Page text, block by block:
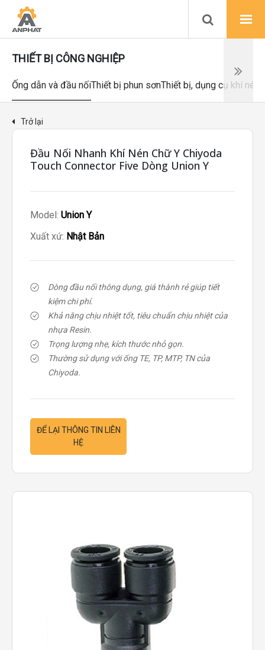
THIẾT BỊ CÔNG NGHIỆP
Ống dẫn và đầu nốiThiết bị phun sơnThiết bị, dụng cụ khí nén
Trở lại
Đầu Nối Nhanh Khí Nén Chữ Y Chiyoda
Touch Connector Five Dòng Union Y
Model: Union Y
Xuất xứ: Nhật Bản
Dòng đầu nối thông dụng, giá thành rẻ giúp tiết
kiệm chi phí.
Khả năng chịu nhiệt tốt, tiêu chuẩn chịu nhiệt của
nhựa Resin.
Trọng lượng nhẹ, kích thước nhỏ gọn.
Thường sử dụng với ống TE, TP, MTP, TN của
Chiyoda.
ĐỂ LẠI THÔNG TIN LIÊN
HỆ